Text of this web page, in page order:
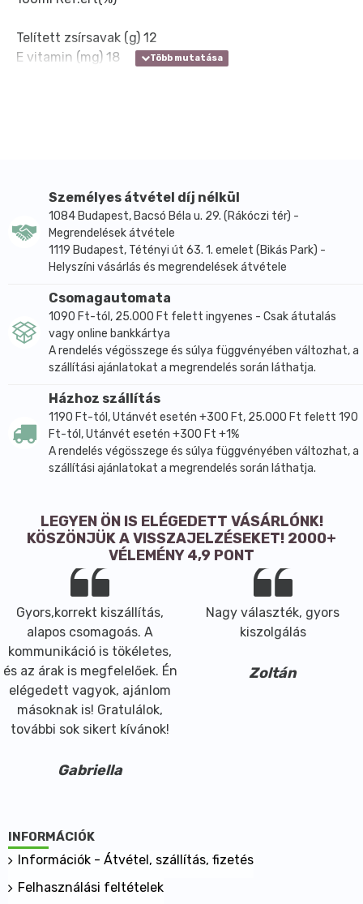
Telített zsírsavak (g) 12
E vitamin (mg) 18
Személyes átvétel díj nélkül
1084 Budapest, Bacsó Béla u. 29. (Rákóczi tér) -
Megrendelések átvétele
1119 Budapest, Tétényi út 63. 1. emelet (Bikás Park) -
Helyszíni vásárlás és megrendelések átvétele
Csomagautomata
1090 Ft-tól, 25.000 Ft felett ingyenes - Csak átutalás
vagy online bankkártya
A rendelés végösszege és súlya függvényében változhat, a
szállítási ajánlatokat a megrendelés során láthatja.
Házhoz szállítás
1190 Ft-tól, Utánvét esetén +300 Ft, 25.000 Ft felett 190
Ft-tól, Utánvét esetén +300 Ft +1%
A rendelés végösszege és súlya függvényében változhat, a
szállítási ajánlatokat a megrendelés során láthatja.
LEGYEN ÖN IS ELÉGEDETT VÁSÁRLÓNK!
KÖSZÖNJÜK A VISSZAJELZÉSEKET! 2000+
VÉLEMÉNY 4,9 PONT
Gyors,korrekt kiszállítás,
alapos csomagoás. A
kommunikáció is tökéletes,
és az árak is megfelelőek. Én
elégedett vagyok, ajánlom
másoknak is! Gratulálok,
további sok sikert kívánok!
Gabriella
Nagy választék, gyors
kiszolgálás
Zoltán
INFORMÁCIÓK
Információk - Átvétel, szállítás, fizetés
Felhasználási feltételek